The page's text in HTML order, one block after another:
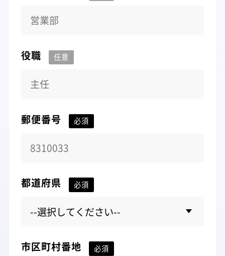
役職
郵便番号
都道府県
市区町村番地